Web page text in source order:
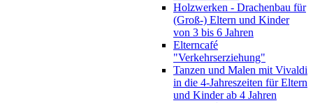
Holzwerken - Drachenbau für
(Groß-) Eltern und Kinder
von 3 bis 6 Jahren
Elterncafé
"Verkehrserziehung"
Tanzen und Malen mit Vivaldi
in die 4-Jahreszeiten für Eltern
und Kinder ab 4 Jahren